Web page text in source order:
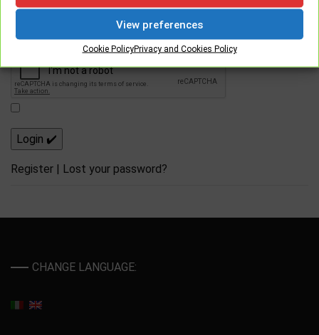
View preferences
Cookie PolicyPrivacy and Cookies Policy
[apsl-login-lite login]
Register Lost your password?
CHANGE LANGUAGE: